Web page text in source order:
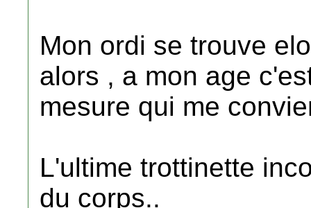
Mon ordi se trouve
alors , a mon age
mesure qui me
L'ultime trottinette
du corps..